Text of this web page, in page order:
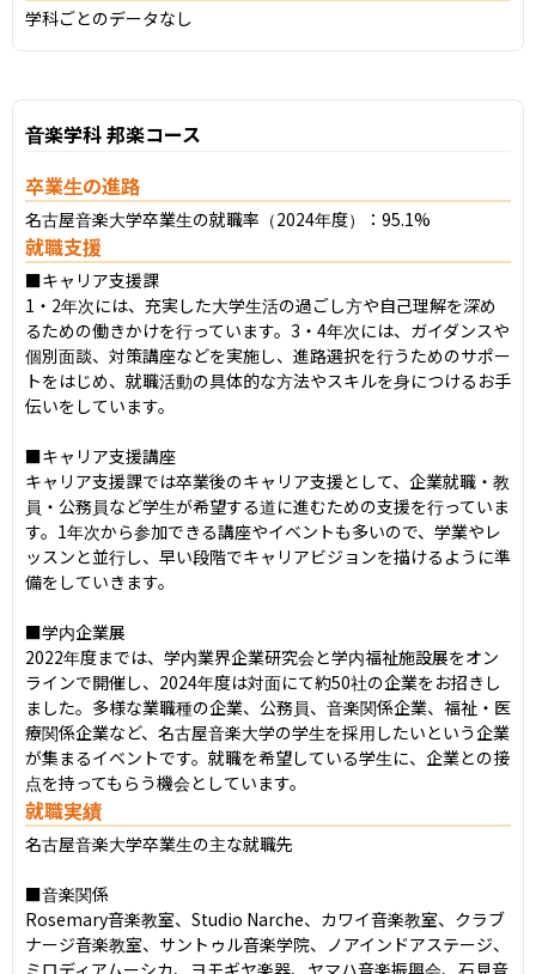
学科ごとのデータなし
音楽学科 邦楽コース
卒業生の進路
名古屋音楽大学卒業生の就職率（2024年度）：95.1%
就職支援
■キャリア支援課
1・2年次には、充実した大学生活の過ごし方や自己理解を深め
るための働きかけを行っています。3・4年次には、ガイダンスや
個別面談、対策講座などを実施し、進路選択を行うためのサポー
トをはじめ、就職活動の具体的な方法やスキルを身につけるお手
伝いをしています。
■キャリア支援講座
キャリア支援課では卒業後のキャリア支援として、企業就職・教
員・公務員など学生が希望する道に進むための支援を行っていま
す。1年次から参加できる講座やイベントも多いので、学業やレ
ッスンと並行し、早い段階でキャリアビジョンを描けるように準
備をしていきます。
■学内企業展
2022年度までは、学内業界企業研究会と学内福祉施設展をオン
ラインで開催し、2024年度は対面にて約50社の企業をお招きし
ました。多様な業職種の企業、公務員、音楽関係企業、福祉・医
療関係企業など、名古屋音楽大学の学生を採用したいという企業
が集まるイベントです。就職を希望している学生に、企業との接
点を持ってもらう機会としています。
就職実績
名古屋音楽大学卒業生の主な就職先
■音楽関係
Rosemary⾳楽教室、Studio Narche、カワイ⾳楽教室、クラブ
ナージ⾳楽教室、サントゥル⾳楽学院、ノアインドアステージ、
ミロディアムーシカ、ヨモギヤ楽器、ヤマハ⾳楽振興会、⽯⾒⾳